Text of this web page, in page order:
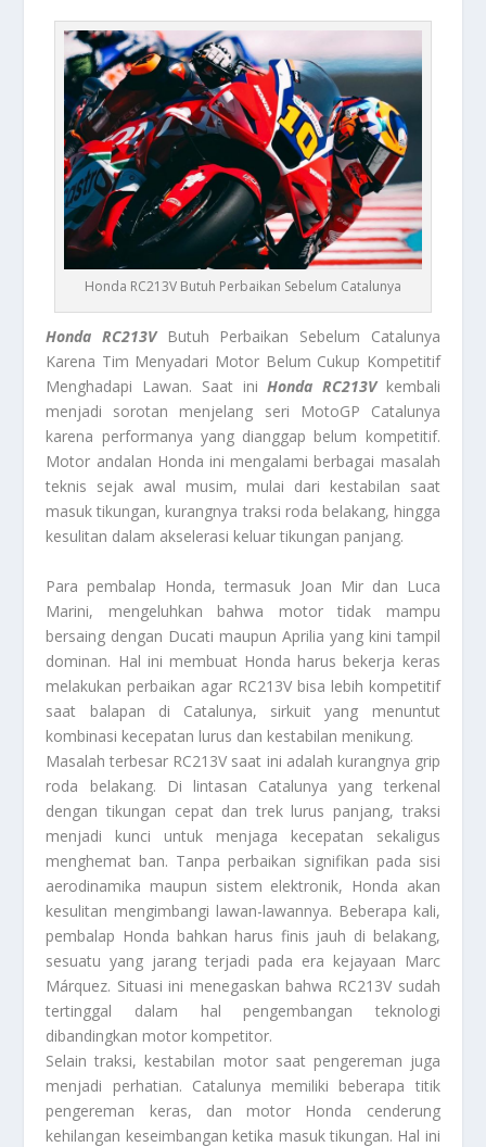
Honda RC213V Butuh Perbaikan Sebelum Catalunya
Honda RC213VButuh Perbaikan Sebelum Catalunya
Karena Tim Menyadari Motor Belum Cukup Kompetitif
Menghadapi Lawan. Saat iniHonda RC213Vkembali
menjadi sorotan menjelang seri MotoGP Catalunya
karena performanya yang dianggap belum kompetitif.
Motor andalan Honda ini mengalami berbagai masalah
teknis sejak awal musim, mulai dari kestabilan saat
masuk tikungan, kurangnya traksi roda belakang, hingga
kesulitan dalam akselerasi keluar tikungan panjang.
Para pembalap Honda, termasuk Joan Mir dan Luca
Marini, mengeluhkan bahwa motor tidak mampu
bersaing dengan Ducati maupun Aprilia yang kini tampil
dominan. Hal ini membuat Honda harus bekerja keras
melakukan perbaikan agar RC213V bisa lebih kompetitif
saat balapan di Catalunya, sirkuit yang menuntut
kombinasi kecepatan lurus dan kestabilan menikung.
Masalah terbesar RC213V saat ini adalah kurangnya grip
roda belakang. Di lintasan Catalunya yang terkenal
dengan tikungan cepat dan trek lurus panjang, traksi
menjadi kunci untuk menjaga kecepatan sekaligus
menghemat ban. Tanpa perbaikan signifikan pada sisi
aerodinamika maupun sistem elektronik, Honda akan
kesulitan mengimbangi lawan-lawannya. Beberapa kali,
pembalap Honda bahkan harus finis jauh di belakang,
sesuatu yang jarang terjadi pada era kejayaan Marc
Márquez. Situasi ini menegaskan bahwa RC213V sudah
tertinggal dalam hal pengembangan teknologi
dibandingkan motor kompetitor.
Selain traksi, kestabilan motor saat pengereman juga
menjadi perhatian. Catalunya memiliki beberapa titik
pengereman keras, dan motor Honda cenderung
kehilangan keseimbangan ketika masuk tikungan. Hal ini